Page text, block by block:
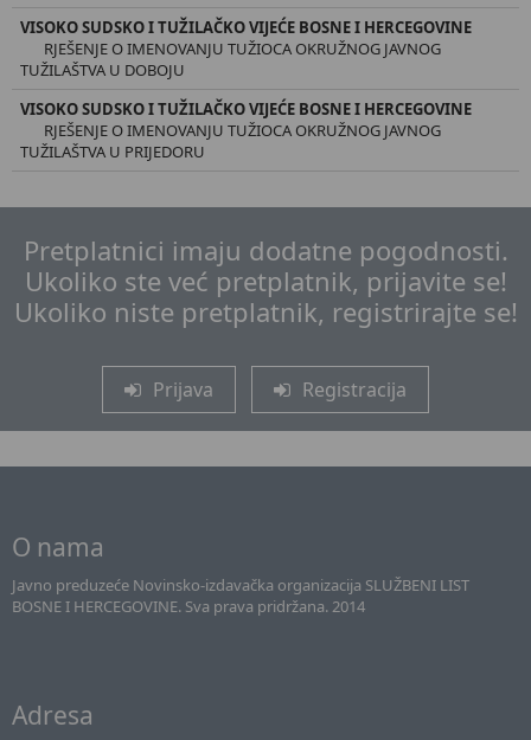
VISOKO SUDSKO I TUŽILAČKO VIJEĆE BOSNE I HERCEGOVINE
RJEŠENJE O IMENOVANJU TUŽIOCA OKRUŽNOG JAVNOG
TUŽILAŠTVA U DOBOJU
VISOKO SUDSKO I TUŽILAČKO VIJEĆE BOSNE I HERCEGOVINE
RJEŠENJE O IMENOVANJU TUŽIOCA OKRUŽNOG JAVNOG
TUŽILAŠTVA U PRIJEDORU
Pretplatnici imaju dodatne pogodnosti.
Ukoliko ste već pretplatnik, prijavite se!
Ukoliko niste pretplatnik, registrirajte se!
Prijava Registracija
O nama
Javno preduzeće Novinsko-izdavačka organizacija SLUŽBENI LIST
BOSNE I HERCEGOVINE. Sva prava pridržana. 2014
Adresa